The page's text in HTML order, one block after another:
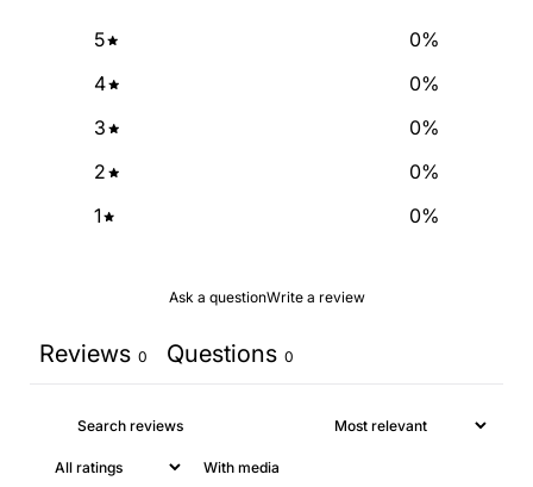
5 0%
4
0%
3
0%
2
0%
1
0%
Ask a questionWrite a review
Reviews 0 Questions 0
With media